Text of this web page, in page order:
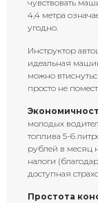
чувствовать
4,4 метра
угодно.
Инструктор
идеальная
можно
просто не
молодых
топлива 5-6
рублей в месяц
налоги
доступная
Простота